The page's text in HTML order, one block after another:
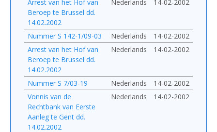
Arrest van het Hof van
Beroep te Brussel dd.
14.02.2002
Nederlands 14-02-2002
Nummer S 142-1/09-03 Nederlands
14-02-2002
Arrest van het Hof van
Beroep te Brussel dd.
14.02.2002
Nederlands 14-02-2002
Nummer S 7/03-19 Nederlands
14-02-2002
Vonnis van de
Rechtbank van Eerste
Aanleg te Gent dd.
14.02.2002
Nederlands 14-02-2002